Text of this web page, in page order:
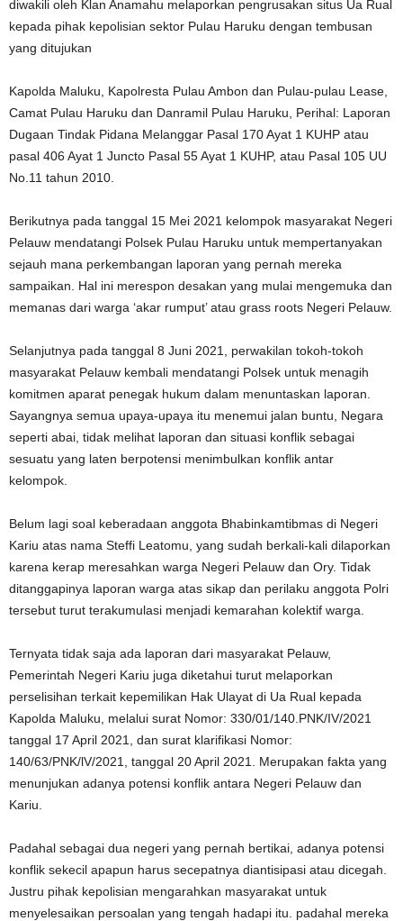
diwakili oleh Klan Anamahu melaporkan pengrusakan situs Ua Rual
kepada pihak kepolisian sektor Pulau Haruku dengan tembusan
yang ditujukan
Kapolda Maluku, Kapolresta Pulau Ambon dan Pulau-pulau Lease,
Camat Pulau Haruku dan Danramil Pulau Haruku, Perihal: Laporan
Dugaan Tindak Pidana Melanggar Pasal 170 Ayat 1 KUHP atau
pasal 406 Ayat 1 Juncto Pasal 55 Ayat 1 KUHP, atau Pasal 105 UU
No.11 tahun 2010.
Berikutnya pada tanggal 15 Mei 2021 kelompok masyarakat Negeri
Pelauw mendatangi Polsek Pulau Haruku untuk mempertanyakan
sejauh mana perkembangan laporan yang pernah mereka
sampaikan. Hal ini merespon desakan yang mulai mengemuka dan
memanas dari warga ‘akar rumput’ atau grass roots Negeri Pelauw.
Selanjutnya pada tanggal 8 Juni 2021, perwakilan tokoh-tokoh
masyarakat Pelauw kembali mendatangi Polsek untuk menagih
komitmen aparat penegak hukum dalam menuntaskan laporan.
Sayangnya semua upaya-upaya itu menemui jalan buntu, Negara
seperti abai, tidak melihat laporan dan situasi konflik sebagai
sesuatu yang laten berpotensi menimbulkan konflik antar
kelompok.
Belum lagi soal keberadaan anggota Bhabinkamtibmas di Negeri
Kariu atas nama Steffi Leatomu, yang sudah berkali-kali dilaporkan
karena kerap meresahkan warga Negeri Pelauw dan Ory. Tidak
ditanggapinya laporan warga atas sikap dan perilaku anggota Polri
tersebut turut terakumulasi menjadi kemarahan kolektif warga.
Ternyata tidak saja ada laporan dari masyarakat Pelauw,
Pemerintah Negeri Kariu juga diketahui turut melaporkan
perselisihan terkait kepemilikan Hak Ulayat di Ua Rual kepada
Kapolda Maluku, melalui surat Nomor: 330/01/140.PNK/IV/2021
tanggal 17 April 2021, dan surat klarifikasi Nomor:
140/63/PNK/lV/2021, tanggal 20 April 2021. Merupakan fakta yang
menunjukan adanya potensi konflik antara Negeri Pelauw dan
Kariu.
Padahal sebagai dua negeri yang pernah bertikai, adanya potensi
konflik sekecil apapun harus secepatnya diantisipasi atau dicegah.
Justru pihak kepolisian mengarahkan masyarakat untuk
menyelesaikan persoalan yang tengah hadapi itu. padahal mereka